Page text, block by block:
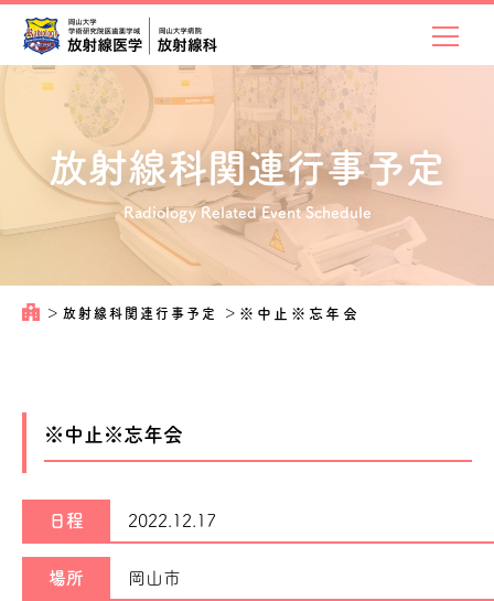
放射線科関連行事予定
Radiology Related Event Schedule
＞ 放射線科関連行事予定 ＞ ※中止※忘年会
※中止※忘年会
日程 2022.12.17
場所 岡山市